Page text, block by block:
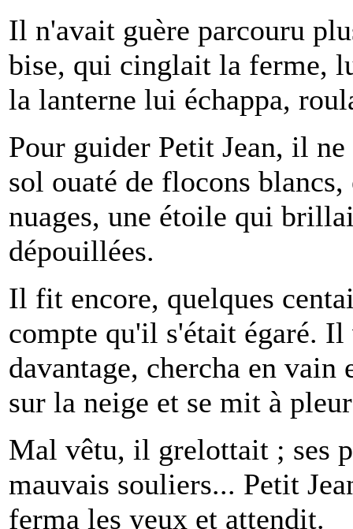
Il n'avait guère parcouru
bise, qui cinglait la ferme,
la lanterne lui échappa,
Pour guider Petit Jean, il
sol ouaté de flocons
nuages, une étoile qui
dépouillées.
Il fit encore, quelques
compte qu'il s'était égaré. Il
davantage, chercha en
sur la neige et se mit à
Mal vêtu, il grelottait ; ses
mauvais souliers... Petit
ferma les yeux et attendit.